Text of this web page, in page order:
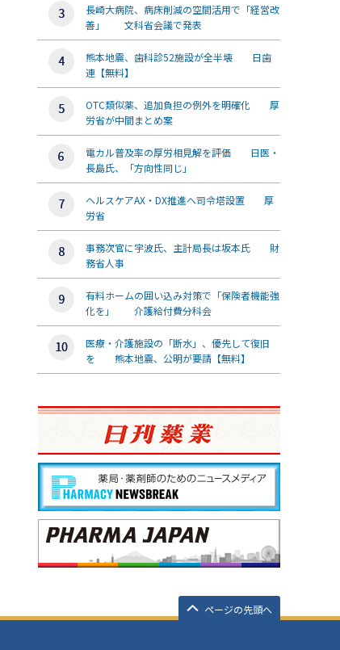
長崎大病院、病床削減の空間活用で「経営改
善」 文科省会議で発表
熊本地震、歯科診52施設が全半壊 日歯
連【無料】
OTC類似薬、追加負担の例外を明確化 厚
労省が中間まとめ案
電カル普及率の厚労相見解を評価 日医・
長島氏、「方向性同じ」
ヘルスケアAX・DX推進へ司令塔設置 厚
労省
事務次官に宇波氏、主計局長は坂本氏 財
務省人事
有料ホームの囲い込み対策で「保険者機能強
化を」 介護給付費分科会
医療・介護施設の「断水」、優先して復旧
を 熊本地震、公明が要請【無料】
ページの先頭へ